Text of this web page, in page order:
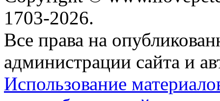
1703-2026.
Все права на
администрации сайта и
Использование